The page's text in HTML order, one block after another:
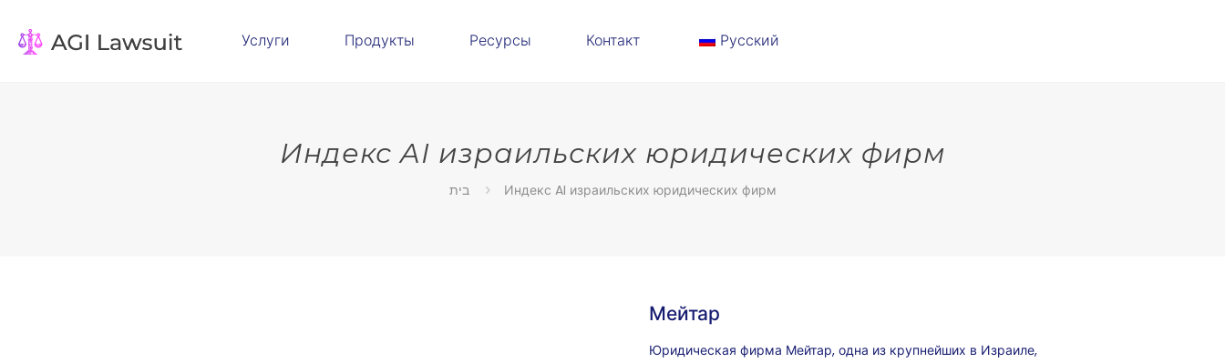
Услуги Продукты Ресурсы Контакт Русский
Индекс AI израильских юридических фирм
בית Индекс AI израильских юридических фирм
Мейтар
Юридическая фирма Мейтар, одна из крупнейших в Израиле,